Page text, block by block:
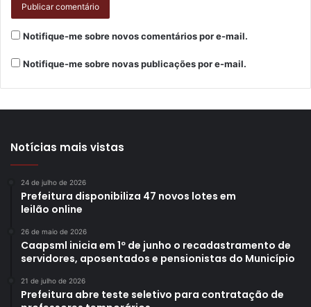
Notifique-me sobre novos comentários por e-mail.
Notifique-me sobre novas publicações por e-mail.
Notícias mais vistas
24 de julho de 2026
Prefeitura disponibiliza 47 novos lotes em
leilão online
26 de maio de 2026
Caapsml inicia em 1º de junho o recadastramento de
servidores, aposentados e pensionistas do Município
21 de julho de 2026
Prefeitura abre teste seletivo para contratação de